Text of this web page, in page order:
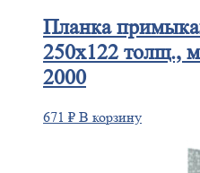
Планка
250х122 толщ.,
2000
671 ₽ В корзину